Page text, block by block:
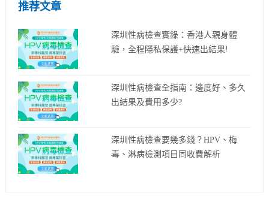
推荐文章
深圳性病檢查實錄：香港人親身體
驗，全程隱私保護+快速出結果!
深圳性病檢查全指南：邊度好、多久
出結果及費用多少?
深圳性病檢查要幾多錢？HPV、梅
毒、淋病檢測項目同收費解析